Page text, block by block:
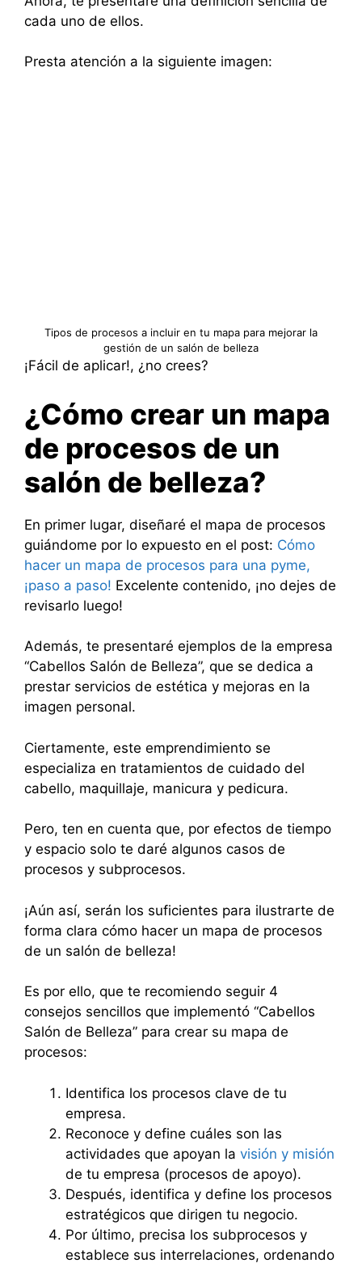
cada uno de ellos.
Presta atención a la siguiente imagen:
Tipos de procesos a incluir en tu mapa para mejorar la
gestión de un salón de belleza
¡Fácil de aplicar!, ¿no crees?
¿Cómo crear un mapa
de procesos de un
salón de belleza?
En primer lugar, diseñaré el mapa de procesos
guiándome por lo expuesto en el post: Cómo
hacer un mapa de procesos para una pyme,
¡paso a paso! Excelente contenido, ¡no dejes de
revisarlo luego!
Además, te presentaré ejemplos de la empresa
“Cabellos Salón de Belleza”, que se dedica a
prestar servicios de estética y mejoras en la
imagen personal.
Ciertamente, este emprendimiento se
especializa en tratamientos de cuidado del
cabello, maquillaje, manicura y pedicura.
Pero, ten en cuenta que, por efectos de tiempo
y espacio solo te daré algunos casos de
procesos y subprocesos.
¡Aún así, serán los suficientes para ilustrarte de
forma clara cómo hacer un mapa de procesos
de un salón de belleza!
Es por ello, que te recomiendo seguir 4
consejos sencillos que implementó “Cabellos
Salón de Belleza” para crear su mapa de
procesos:
Identifica los procesos clave de tu
empresa.
Reconoce y define cuáles son las
actividades que apoyan la visión y misión
de tu empresa (procesos de apoyo).
Después, identifica y define los procesos
estratégicos que dirigen tu negocio.
Por último, precisa los subprocesos y
establece sus interrelaciones, ordenando